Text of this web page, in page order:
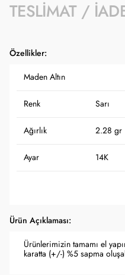
TESLIMAT /
Özellikler:
Maden Altın
Renk Sarı
Ağırlık 2.28 gr
Ayar 14K
Ürün Açıklaması:
Ürünlerimizin tamamı el
karatta (+/-) %5 sapma